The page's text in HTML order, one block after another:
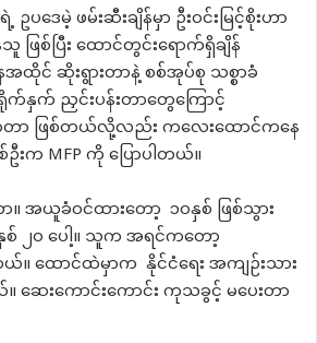
ဒေမဲ့ ဖမ်းဆီးချိန်မှာ ဦးဝင်းမြင့်စိုးဟာ
ဖြစ်ပြီး ထောင်တွင်းရောက်ရှိချိန်
ထိုင် ဆိုးရွားတာနဲ့ စစ်အုပ်စု သစ္စာခံ
နှက် ညှင်းပန်းတာတွေကြောင့်
ာတာ ဖြစ်တယ်လို့လည်း ကလေးထောင်ကနေ
MFP ကို ပြောပါတယ်။
အယူခံဝင်ထားတော့ ၁၀နှစ် ဖြစ်သွား
၂၀ ပေါ့။ သူက အရင်ကတော့
ယ်။ ထောင်ထဲမှာက နိုင်ငံရေး အကျဉ်းသား
ေးကောင်းကောင်း ကုသခွင့် မပေးတာ